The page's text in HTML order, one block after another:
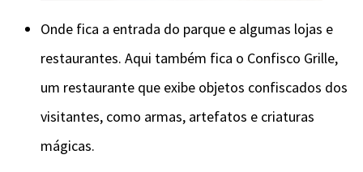
Onde fica a entrada do parque e algumas lojas e
restaurantes. Aqui também fica o Confisco Grille,
um restaurante que exibe objetos confiscados dos
visitantes, como armas, artefatos e criaturas
mágicas.